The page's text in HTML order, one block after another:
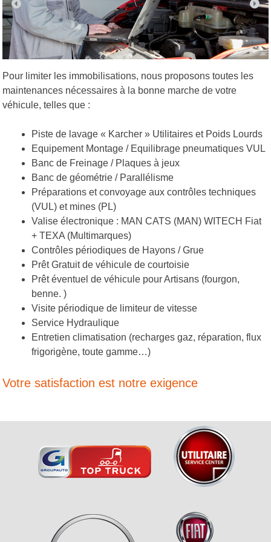
Pour limiter les immobilisations, nous proposons toutes les
maintenances nécessaires à la bonne marche de votre
véhicule, telles que :
Piste de lavage « Karcher » Utilitaires et Poids Lourds
Equipement Montage / Equilibrage pneumatiques VUL
Banc de Freinage / Plaques à jeux
Banc de géométrie / Parallélisme
Préparations et convoyage aux contrôles techniques
(VUL) et mines (PL)
Valise électronique : MAN CATS (MAN) WITECH Fiat
+ TEXA (Multimarques)
Contrôles périodiques de Hayons / Grue
Prêt Gratuit de véhicule de courtoisie
Prêt éventuel de véhicule pour Artisans (fourgon,
benne. )
Visite périodique de limiteur de vitesse
Service Hydraulique
Entretien climatisation (recharges gaz, réparation, flux
frigorigène, toute gamme…)
Votre satisfaction est notre exigence